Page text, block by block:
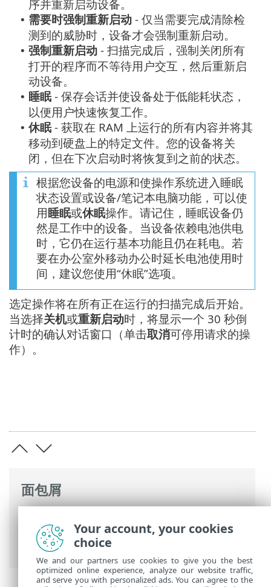
面包屑
使用 ESET Security Ultimate>设备扫描>
扫描进度
序并重新启动设备。
• 需要时强制重新启动 - 仅当需要完成清除检
测到的威胁时，设备才会强制重新启动。
• 强制重新启动 - 扫描完成后，强制关闭所有
打开的程序而不等待用户交互，然后重新启
动设备。
• 睡眠- 保存会话并使设备处于低能耗状态，
以便用户快速恢复工作。
• 休眠- 获取在 RAM 上运行的所有内容并将其
移动到硬盘上的特定文件。您的设备将关
闭，但在下次启动时将恢复到之前的状态。
根据您设备的电源和使操作系统进入睡眠
状态设置或设备/笔记本电脑功能，可以使
用睡眠或休眠操作。请记住，睡眠设备仍
然是工作中的设备。当设备依赖电池供电
时，它仍在运行基本功能且仍在耗电。若
要在办公室外移动办公时延长电池使用时
间，建议您使用“休眠”选项。
选定操作将在所有正在运行的扫描完成后开始。
当选择关机或重新启动时，将显示一个 30 秒倒
计时的确认对话窗口（单击取消可停用请求的操
作）。
Your account, your cookies
choice
We and our partners use cookies to give you the best
optimized online experience, analyze our website traffic,
and serve you with personalized ads. You can agree to the